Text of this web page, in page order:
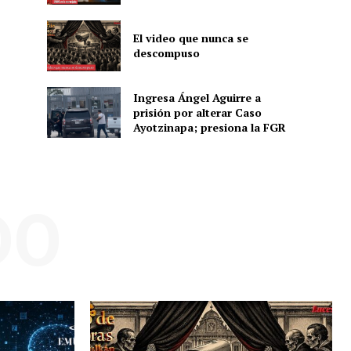
El video que nunca se
descompuso
Ingresa Ángel Aguirre a
prisión por alterar Caso
Ayotzinapa; presiona la FGR